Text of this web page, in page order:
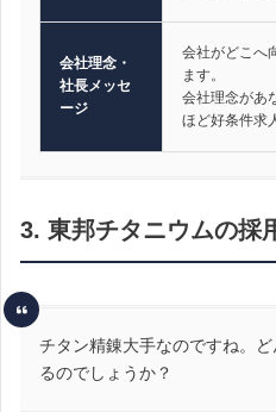
会社理念・
社長メッセ
ージ
会社がどこへ
ます。
会社理念があ
ほど好条件求
3. 東邦チタニウムの採
チタン精錬大手なのですね。
るのでしょうか？